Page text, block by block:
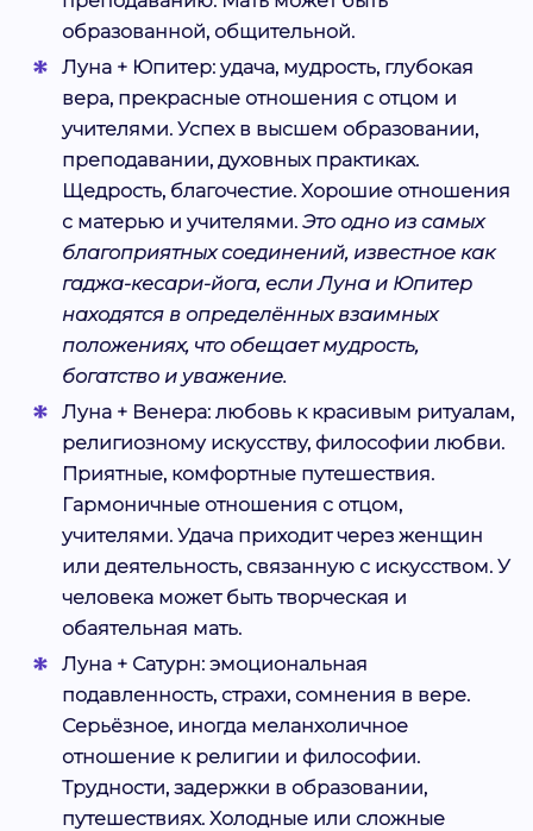
образованной, общительной.
Луна + Юпитер: удача, мудрость, глубокая
вера, прекрасные отношения с отцом и
учителями. Успех в высшем образовании,
преподавании, духовных практиках.
Щедрость, благочестие. Хорошие отношения
с матерью и учителями. Это одно из самых
благоприятных соединений, известное как
гаджа-кесари-йога, если Луна и Юпитер
находятся в определённых взаимных
положениях, что обещает мудрость,
богатство и уважение.
Луна + Венера: любовь к красивым ритуалам,
религиозному искусству, философии любви.
Приятные, комфортные путешествия.
Гармоничные отношения с отцом,
учителями. Удача приходит через женщин
или деятельность, связанную с искусством. У
человека может быть творческая и
обаятельная мать.
Луна + Сатурн: эмоциональная
подавленность, страхи, сомнения в вере.
Серьёзное, иногда меланхоличное
отношение к религии и философии.
Трудности, задержки в образовании,
путешествиях. Холодные или сложные